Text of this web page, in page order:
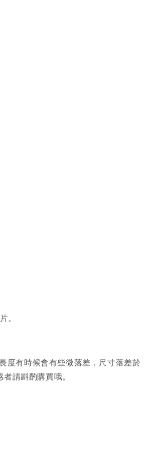
。
度有時候會有些微落差，尺寸落差於
請斟酌購買哦。